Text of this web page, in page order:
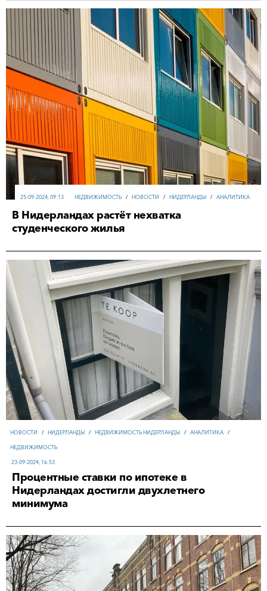
НЕДВИЖИМОСТЬ / НОВОСТИ / НИДЕРЛАНДЫ / АНАЛИТИКА
25-09-2024, 09:13
В Нидерландах растёт нехватка
студенческого жилья
НОВОСТИ / НИДЕРЛАНДЫ / НЕДВИЖИМОСТЬ НИДЕРЛАНДЫ / АНАЛИТИКА /
НЕДВИЖИМОСТЬ
23-09-2024, 16:53
Процентные ставки по ипотеке в
Нидерландах достигли двухлетнего
минимума